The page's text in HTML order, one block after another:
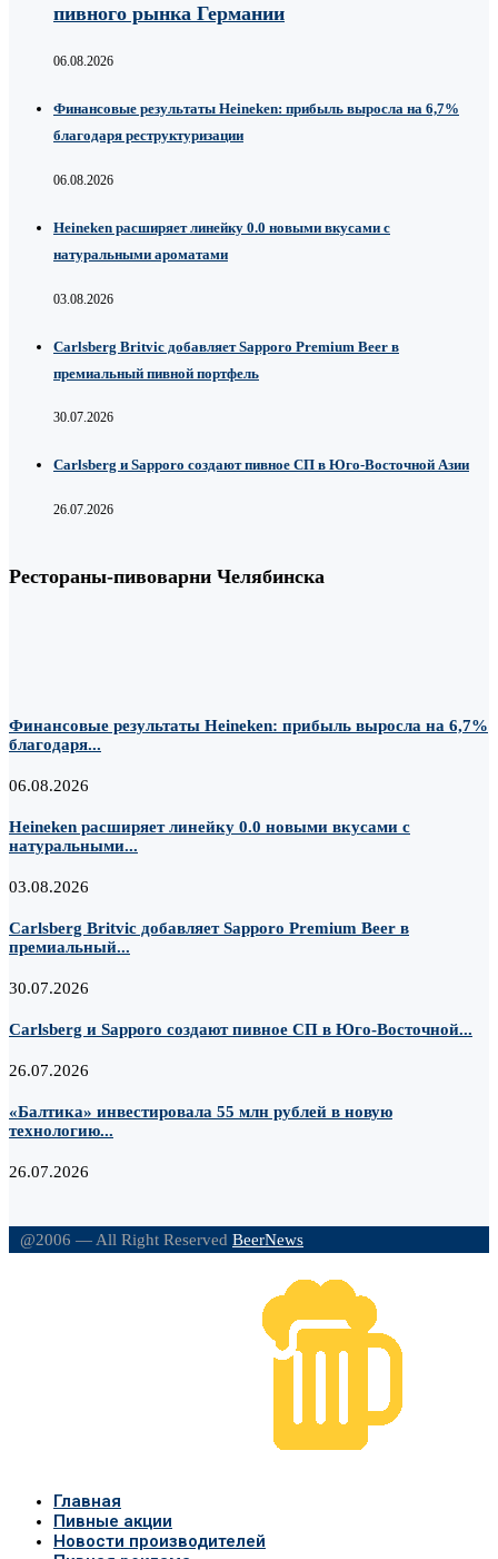
пивного рынка Германии
06.08.2026
Финансовые результаты Heineken: прибыль выросла на 6,7%
благодаря реструктуризации
06.08.2026
Heineken расширяет линейку 0.0 новыми вкусами с
натуральными ароматами
03.08.2026
Carlsberg Britvic добавляет Sapporo Premium Beer в
премиальный пивной портфель
30.07.2026
Carlsberg и Sapporo создают пивное СП в Юго-Восточной Азии
26.07.2026
Рестораны-пивоварни Челябинска
Финансовые результаты Heineken: прибыль выросла на 6,7%
благодаря...
06.08.2026
Heineken расширяет линейку 0.0 новыми вкусами с
натуральными...
03.08.2026
Carlsberg Britvic добавляет Sapporo Premium Beer в
премиальный...
30.07.2026
Carlsberg и Sapporo создают пивное СП в Юго-Восточной...
26.07.2026
«Балтика» инвестировала 55 млн рублей в новую
технологию...
26.07.2026
@2006 — All Right Reserved BeerNews
Главная
Пивные акции
Новости производителей